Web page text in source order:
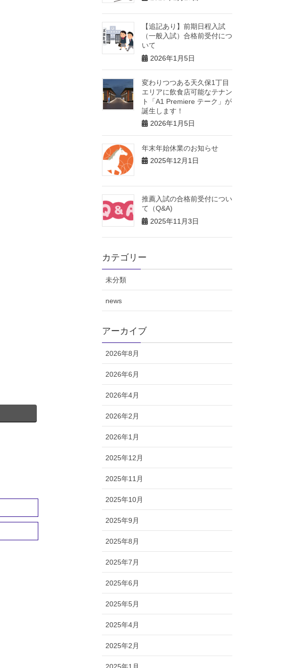
【追記あり】前期日程入試
（一般入試）合格前受付につ
いて
2026年1月5日
変わりつつある天久保1丁目
エリアに飲食店可能なテナン
ト「A1 Premiere テーク」が
誕生します！
2026年1月5日
年末年始休業のお知らせ
2025年12月1日
推薦入試の合格前受付につい
て（Q&A)
2025年11月3日
カテゴリー
未分類
news
アーカイブ
2026年8月
2026年6月
2026年4月
2026年2月
2026年1月
2025年12月
2025年11月
2025年10月
2025年9月
2025年8月
2025年7月
2025年6月
2025年5月
2025年4月
2025年2月